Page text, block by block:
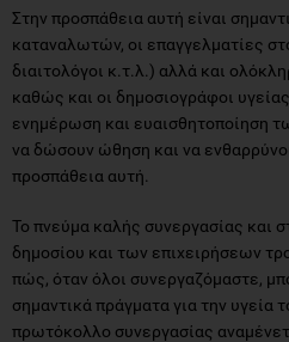
Στην προσπάθεια αυτή είναι
καταναλωτών, οι επαγγελματίες
διαιτολόγοι κ.τ.λ.) αλλά και
καθώς και οι δημοσιογράφοι
ενημέρωση και ευαισθητοποίηση
να δώσουν ώθηση και να
προσπάθεια αυτή.
Το πνεύμα καλής συνεργασίας και
δημοσίου και των επιχειρήσεων
πώς, όταν όλοι συνεργαζόμαστε,
σημαντικά πράγματα για την υγεία
πρωτόκολλο συνεργασίας